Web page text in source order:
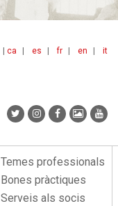
ca es fr en it
Menu
lateral
Temes professionals
Bones pràctiques
Serveis als socis